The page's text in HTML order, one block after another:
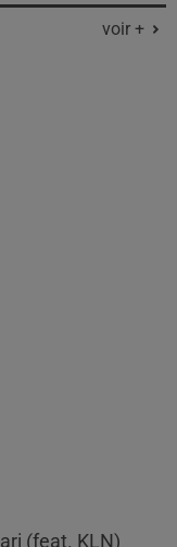
voir +
(feat. KLN)